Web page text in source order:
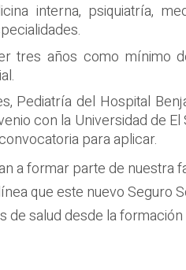
interna, psiquiatría,
tres años como mínimo
Pediatría del Hospital
con la Universidad de
para aplicar.
a formar parte de
que este nuevo Seguro
salud desde la